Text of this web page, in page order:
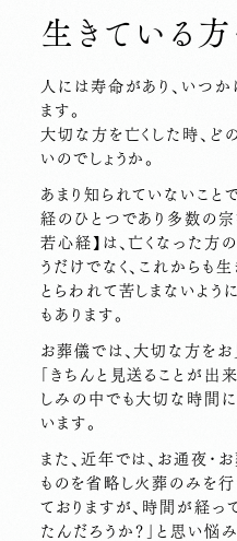
生きている
人には寿命があり、いつ
ます。
大切な方を亡くした時、ど
いのでしょうか。
あまり知られていないこと
経のひとつであり多数の
若心経】は、亡くなった方
うだけでなく、これからも
とらわれて苦しまないよう
もあります。
お葬儀では、大切な方をお
「きちんと見送ることが出
しみの中でも大切な時間
います。
また、近年では、お通夜･
ものを省略し火葬のみを行
ておりますが、時間が経っ
たんだろうか？」と思い悩